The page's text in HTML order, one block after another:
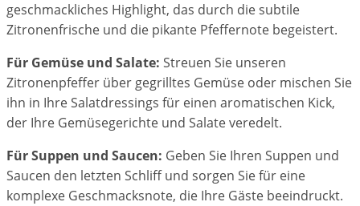
geschmackliches Highlight, das durch die subtile
Zitronenfrische und die pikante Pfeffernote begeistert.
Für Gemüse und Salate: Streuen Sie unseren
Zitronenpfeffer über gegrilltes Gemüse oder mischen Sie
ihn in Ihre Salatdressings für einen aromatischen Kick,
der Ihre Gemüsegerichte und Salate veredelt.
Für Suppen und Saucen: Geben Sie Ihren Suppen und
Saucen den letzten Schliff und sorgen Sie für eine
komplexe Geschmacksnote, die Ihre Gäste beeindruckt.